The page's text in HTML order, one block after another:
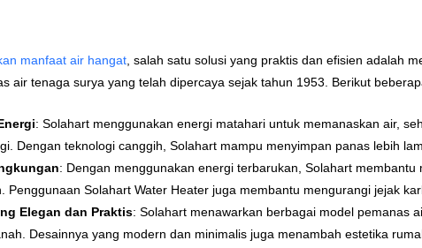
manfaat air hangat , salah satu solusi yang praktis dan efisien adalah
air tenaga surya yang telah dipercaya sejak tahun 1953. Berikut
: Solahart menggunakan energi matahari untuk memanaskan air,
Dengan teknologi canggih, Solahart mampu menyimpan panas lebih
: Dengan menggunakan energi terbarukan, Solahart
Penggunaan Solahart Water Heater juga membantu mengurangi jejak
Elegan dan Praktis: Solahart menawarkan berbagai model pemanas
Desainnya yang modern dan minimalis juga menambah estetika